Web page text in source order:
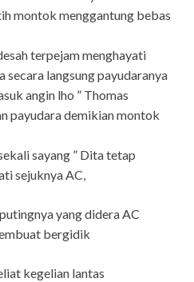
montok menggantung bebas
terpejam menghayati
secara langsung payudaranya
angin lho ” Thomas
payudara demikian montok
sayang ” Dita tetap
sejuknya AC,
yang didera AC
bergidik
kegelian lantas